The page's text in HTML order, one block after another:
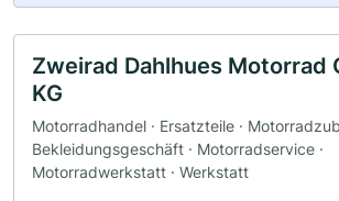
Zweirad Dahlhues Motorrad
KG
Motorradhandel · Ersatzteile ·
Bekleidungsgeschäft · Motorradservice ·
Motorradwerkstatt · Werkstatt